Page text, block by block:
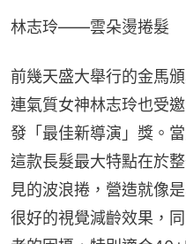
林志玲——雲朵燙捲髮
前幾天盛大舉行的金馬
連氣質女神林志玲也受
發「最佳新導演」獎。
這款長髮最大特點在於
見的波浪捲，營造就像
很好的視覺減齡效果，